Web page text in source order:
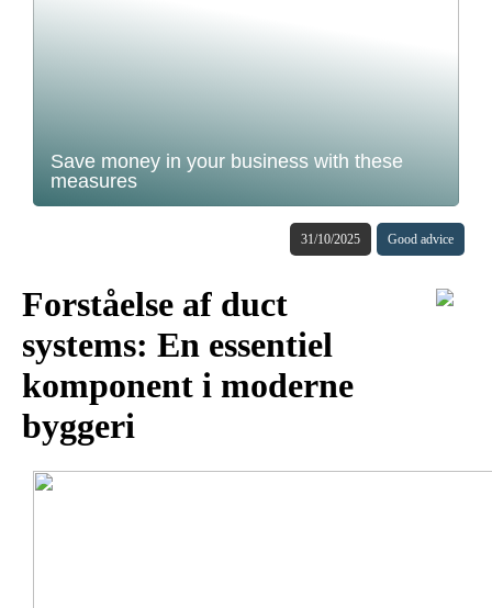
Save money in your business with these
measures
31/10/2025 Good advice
Forståelse af duct
systems: En essentiel
komponent i moderne
byggeri